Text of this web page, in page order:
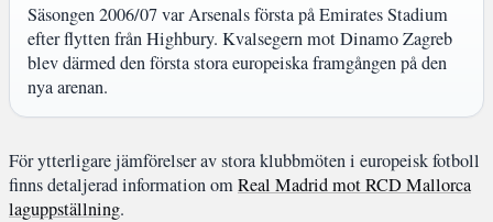
Säsongen 2006/07 var Arsenals första på Emirates Stadium
efter flytten från Highbury. Kvalsegern mot Dinamo Zagreb
blev därmed den första stora europeiska framgången på den
nya arenan.
För ytterligare jämförelser av stora klubbmöten i europeisk fotboll
finns detaljerad information omReal Madrid mot RCD Mallorca
laguppställning.